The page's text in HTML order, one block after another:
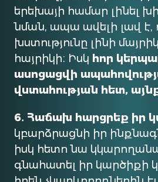
երեխայի համար լինել
նման, ապա ավելի լավ է,
խստությունը լինի
հայրիկի։ Իսկ հոր
ասոցացվի
վստահության հետ,
6․ Հաճախ հարցրեք իր
կբարձրացնի իր
իսկ հետո նա
գնահատել իր կարծիքի